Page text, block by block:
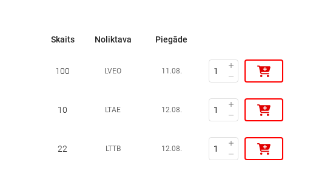
Skaits Noliktava Piegāde
100 LVEO 11.08.
10 LTAE 12.08.
22 LTTB 12.08.